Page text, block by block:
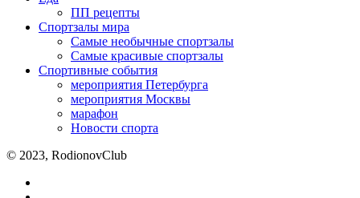
ПП рецепты
Спортзалы мира
Самые необычные спортзалы
Самые красивые спортзалы
Спортивные события
мероприятия Петербурга
мероприятия Москвы
марафон
Новости спорта
© 2023, RodionovClub